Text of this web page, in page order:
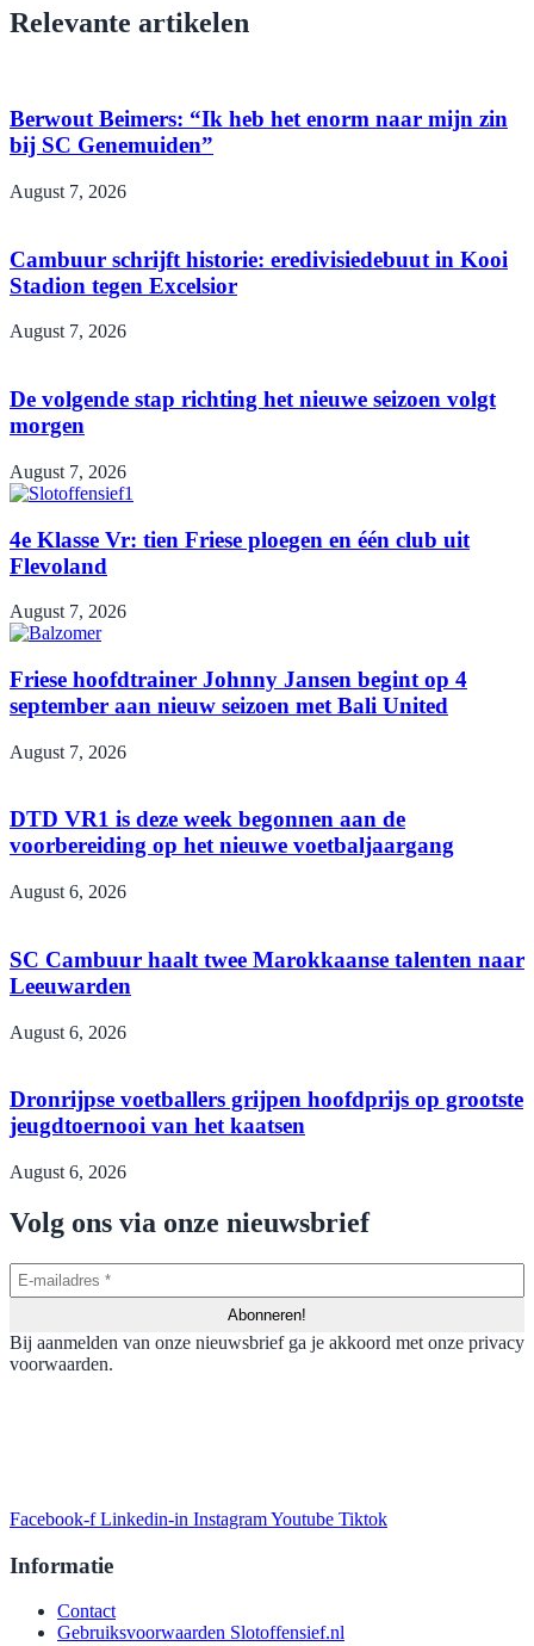
Relevante artikelen
Berwout Beimers: “Ik heb het enorm naar mijn zin
bij SC Genemuiden”
August 7, 2026
Cambuur schrijft historie: eredivisiedebuut in Kooi
Stadion tegen Excelsior
August 7, 2026
De volgende stap richting het nieuwe seizoen volgt
morgen
August 7, 2026
4e Klasse Vr: tien Friese ploegen en één club uit
Flevoland
August 7, 2026
Friese hoofdtrainer Johnny Jansen begint op 4
september aan nieuw seizoen met Bali United
August 7, 2026
DTD VR1 is deze week begonnen aan de
voorbereiding op het nieuwe voetbaljaargang
August 6, 2026
SC Cambuur haalt twee Marokkaanse talenten naar
Leeuwarden
August 6, 2026
Dronrijpse voetballers grijpen hoofdprijs op grootste
jeugdtoernooi van het kaatsen
August 6, 2026
Volg ons via onze nieuwsbrief
Bij aanmelden van onze nieuwsbrief ga je akkoord met onze privacy
voorwaarden.
Facebook-f Linkedin-in InstagramYoutube Tiktok
Informatie
Contact
Gebruiksvoorwaarden Slotoffensief.nl